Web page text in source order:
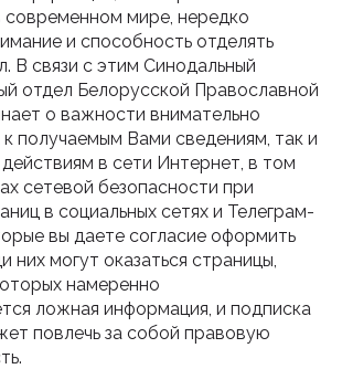
современном мире, нередко
и способность отделять
В связи с этим Синодальный
отдел Белорусской Православной
о важности внимательно
к получаемым Вами сведениям, так и
в сети Интернет, в том
сетевой безопасности при
в социальных сетях и Телеграм-
вы даете согласие оформить
них могут оказаться страницы,
намеренно
ложная информация, и подписка
повлечь за собой правовую